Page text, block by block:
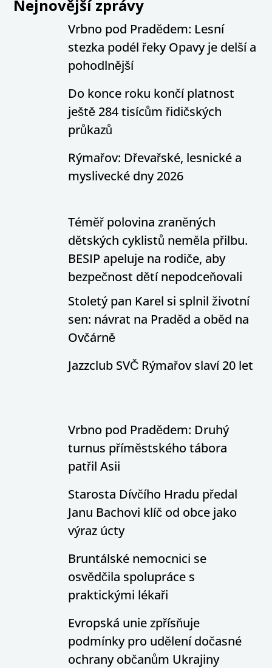
Nejnovější zprávy
Vrbno pod Pradědem: Lesní
stezka podél řeky Opavy je delší a
pohodlnější
Do konce roku končí platnost
ještě 284 tisícům řidičských
průkazů
Rýmařov: Dřevařské, lesnické a
myslivecké dny 2026
Téměř polovina zraněných
dětských cyklistů neměla přilbu.
BESIP apeluje na rodiče, aby
bezpečnost dětí nepodceňovali
Stoletý pan Karel si splnil životní
sen: návrat na Praděd a oběd na
Ovčárně
Jazzclub SVČ Rýmařov slaví 20 let
Vrbno pod Pradědem: Druhý
turnus příměstského tábora
patřil Asii
Starosta Dívčího Hradu předal
Janu Bachovi klíč od obce jako
výraz úcty
Bruntálské nemocnici se
osvědčila spolupráce s
praktickými lékaři
Evropská unie zpřísňuje
podmínky pro udělení dočasné
ochrany občanům Ukrajiny